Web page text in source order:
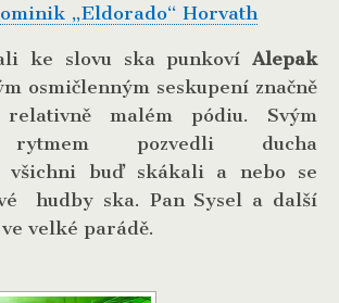
„Eldorado“ Horvath
ke slovu ska punkoví Alepak
osmičlenným seskupení značně
malém pódiu. Svým
rytmem pozvedli ducha
všichni buď skákali a nebo se
hudby ska. Pan Sysel a další
velké parádě.